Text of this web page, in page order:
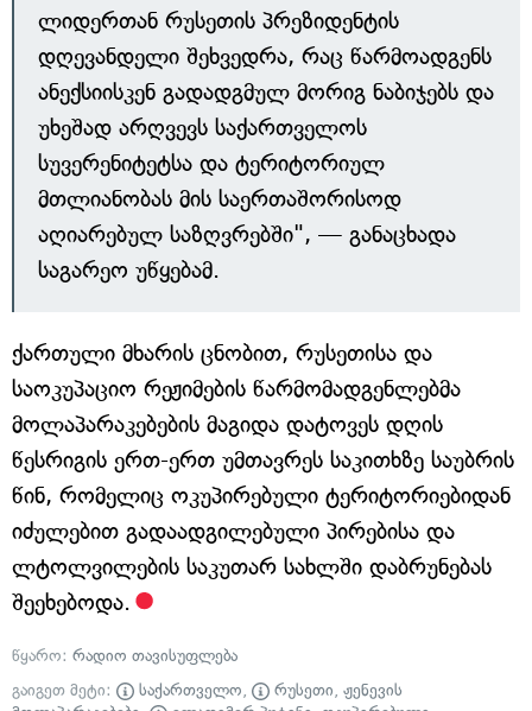
ლიდერთან რუსეთის პრეზიდენტის
დღევანდელი შეხვედრა, რაც წარმოადგენს
ანექსიისკენ გადადგმულ მორიგ ნაბიჯებს და
უხეშად არღვევს საქართველოს
სუვერენიტეტსა და ტერიტორიულ
მთლიანობას მის საერთაშორისოდ
აღიარებულ საზღვრებში", — განაცხადა
საგარეო უწყებამ.
ქართული მხარის ცნობით, რუსეთისა და
საოკუპაციო რეჟიმების წარმომადგენლებმა
მოლაპარაკებების მაგიდა დატოვეს დღის
წესრიგის ერთ-ერთ უმთავრეს საკითხზე საუბრის
წინ, რომელიც ოკუპირებული ტერიტორიებიდან
იძულებით გადაადგილებული პირებისა და
ლტოლვილების საკუთარ სახლში დაბრუნებას
შეეხებოდა.
წყარო: რადიო თავისუფლება
გაიგეთ მეტი:
საქართველო, რუსეთი, ჟენევის